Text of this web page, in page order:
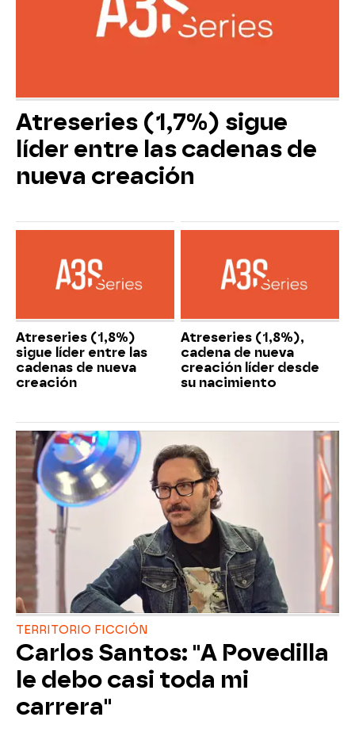
Atreseries (1,7%) sigue
líder entre las cadenas de
nueva creación
Atreseries (1,8%)
sigue líder entre las
cadenas de nueva
creación
Atreseries (1,8%),
cadena de nueva
creación líder desde
su nacimiento
TERRITORIO FICCIÓN
Carlos Santos: "A Povedilla
le debo casi toda mi
carrera"